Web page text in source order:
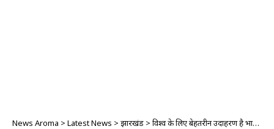
News Aroma > Latest News > झारखंड > विश्व के लिए बेहतरीन उदाहरण है भारत-भूटान का संबंध: पीएम मोदी